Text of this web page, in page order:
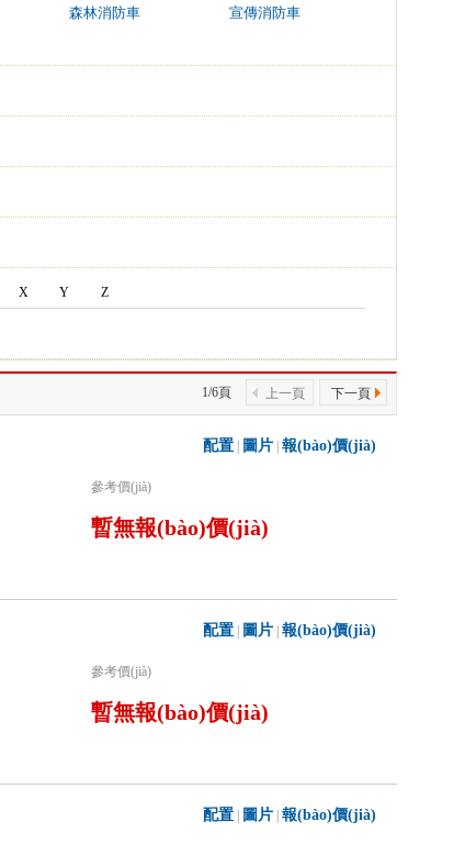
森林消防車
宣傳消防車
X Y Z
1/6頁 上一頁 下一頁
配置 圖片 報(bào)價(jià)
參考價(jià)
暫無報(bào)價(jià)
配置 圖片 報(bào)價(jià)
參考價(jià)
暫無報(bào)價(jià)
配置 圖片 報(bào)價(jià)